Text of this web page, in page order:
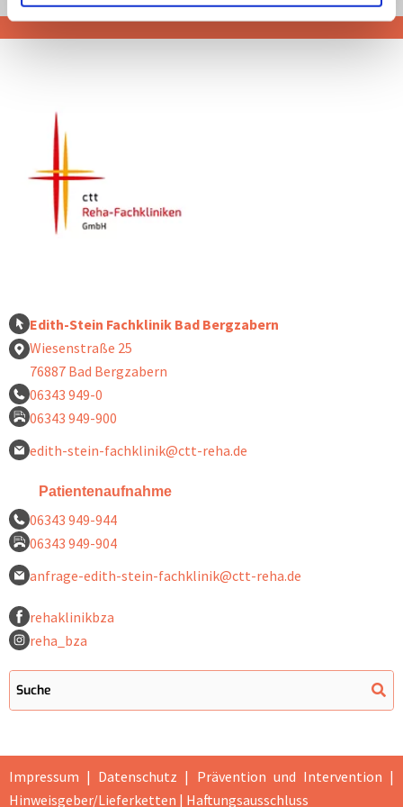
Edith-Stein Fachklinik Bad Bergzabern
Wiesenstraße 25
76887 Bad Bergzabern
06343 949-0
06343 949-900
edith-stein-fachklinik@ctt-reha.de
Patientenaufnahme
06343 949-944
06343 949-904
anfrage-edith-stein-fachklinik@ctt-reha.de
rehaklinikbza
reha_bza
Impressum | Datenschutz | Prävention und Intervention |
Hinweisgeber/Lieferketten | Haftungsausschluss